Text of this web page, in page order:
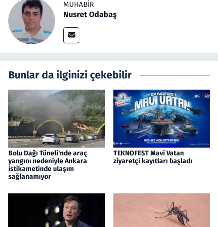
MUHABIR
Nusret Odabaş
Bunlar da ilginizi çekebilir
Bolu Dağı Tüneli'nde araç
yangını nedeniyle Ankara
istikametinde ulaşım
sağlanamıyor
TEKNOFEST Mavi Vatan
ziyaretçi kayıtları başladı